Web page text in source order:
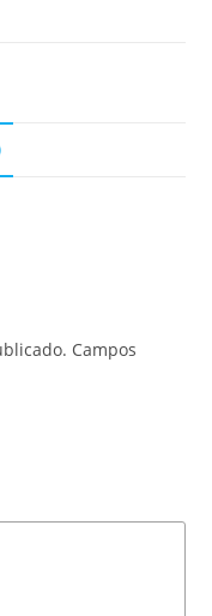
Campos